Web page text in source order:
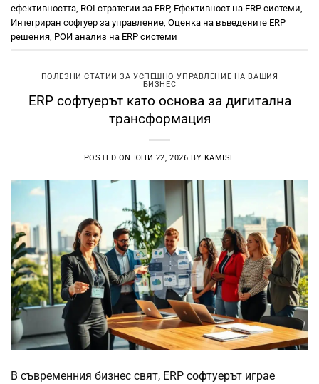
ефективността ROI стратегии за ERP, Ефективност на ERP системи
Интегриран софтуер за управление Оценка на въведените ERP
решения РОИ анализ на ERP системи
ПОЛЕЗНИ СТАТИИ ЗА УСПЕШНО УПРАВЛЕНИЕ НА ВАШИЯ
БИЗНЕС
ERP софтуерът като основа за дигитална
трансформация
POSTED ON ЮНИ 22, 2026 BY KAMISL
В съвременния бизнес свят, ERP софтуерът играе